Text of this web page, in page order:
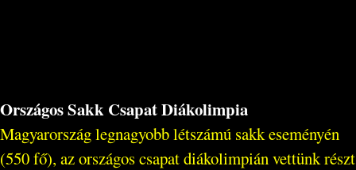
Országos Sakk Csapat Diákolimpia
Magyarország legnagyobb létszámú sakk eseményén
(550 fő), az országos csapat diákolimpián vettünk részt